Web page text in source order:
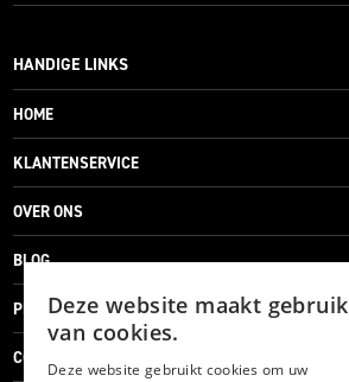
HANDIGE LINKS
HOME
KLANTENSERVICE
OVER ONS
BLOG
PRIVACYVERKLARING
COOKIES
Deze website maakt gebruik
van cookies.
Deze website gebruikt cookies om uw